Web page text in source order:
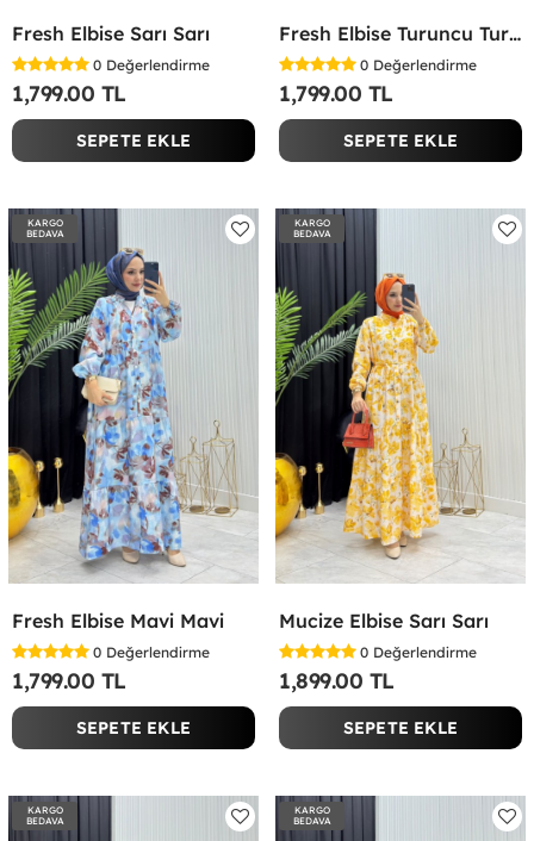
Fresh Elbise Sarı Sarı
0 Değerlendirme
1,799.00 TL
SEPETE EKLE
Fresh Elbise Turuncu Turuncu
0 Değerlendirme
1,799.00 TL
SEPETE EKLE
KARGO
BEDAVA
Fresh Elbise Mavi Mavi
0 Değerlendirme
1,799.00 TL
SEPETE EKLE
KARGO
BEDAVA
Mucize Elbise Sarı Sarı
0 Değerlendirme
1,899.00 TL
SEPETE EKLE
KARGO
BEDAVA
KARGO
BEDAVA